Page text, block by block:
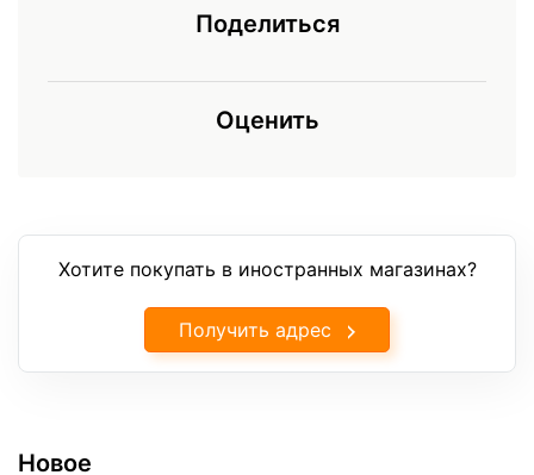
Поделиться
Оценить
Хотите покупать в иностранных магазинах?
Получить адрес
Новое